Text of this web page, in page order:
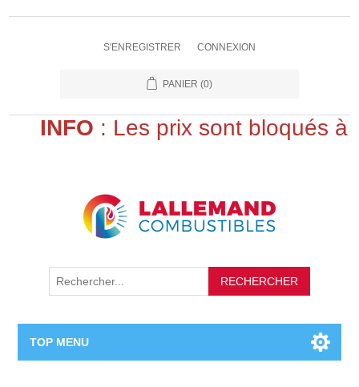
S'ENREGISTRER CONNEXION
PANIER (0)
INFO: Les prix sont bloqués à
RECHERCHER
TOP MENU